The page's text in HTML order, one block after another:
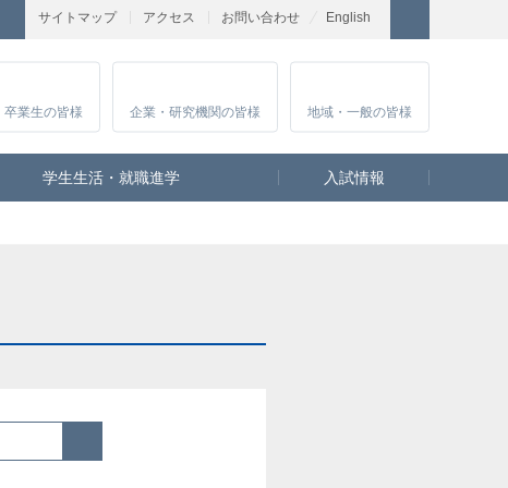
サイトマップ アクセス お問い合わせ English
卒業生の皆様 企業・研究機関の皆様 地域・一般の皆様
学生生活・就職進学 入試情報